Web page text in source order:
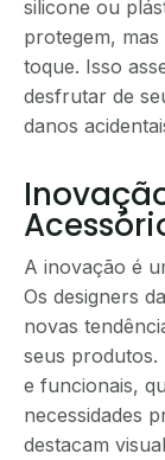
silicone ou
protegem,
toque. Isso
desfrutar de
danos
A inovação é
Os designers
novas
seus produtos.
e funcionais,
necessidades
destacam